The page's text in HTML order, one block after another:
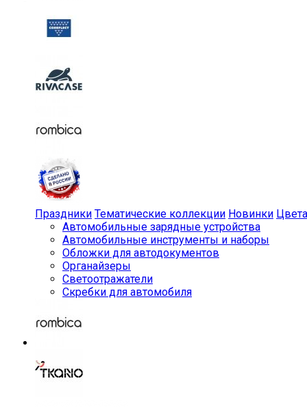
Праздники Тематические коллекции Новинки Цвета
Автомобильные зарядные устройства
Автомобильные инструменты и наборы
Обложки для автодокументов
Органайзеры
Светоотражатели
Скребки для автомобиля